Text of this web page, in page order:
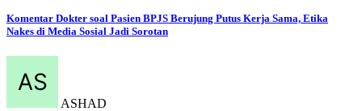
Komentar Dokter soal Pasien BPJS Berujung Putus Kerja Sama, Etika
Nakes di Media Sosial Jadi Sorotan
ASHAD